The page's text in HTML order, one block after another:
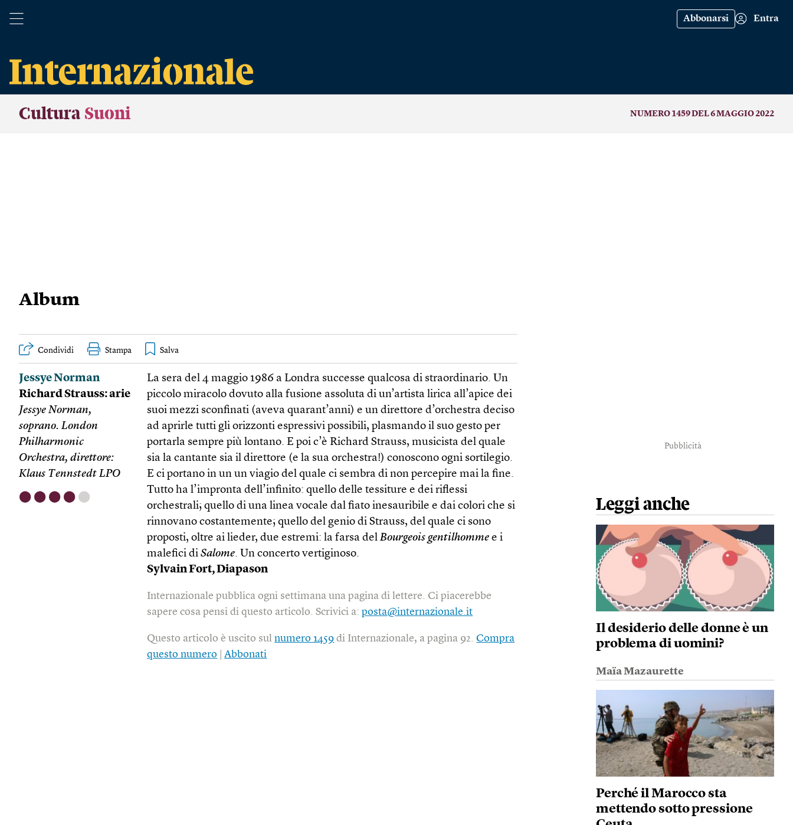
Abbonarsi Entra
Cultura Suoni NUMERO 1459 DEL 6 MAGGIO 2022
Album
Condividi Stampa
Jessye Norman
Richard Strauss: arie
Jessye Norman,
soprano. London
Philharmonic
Orchestra, direttore:
Klaus Tennstedt LPO
⬤ ⬤ ⬤ ⬤ ⬤
La sera del 4 maggio 1986 a Londra successe qualcosa di straordinario. Un
piccolo miracolo dovuto alla fusione assoluta di un’artista lirica all’apice dei
suoi mezzi sconfinati (aveva quarant’anni) e un direttore d’orchestra deciso
ad aprirle tutti gli orizzonti espressivi possibili, plasmando il suo gesto per
portarla sempre più lontano. E poi c’è Richard Strauss, musicista del quale
sia la cantante sia il direttore (e la sua orchestra!) conoscono ogni sortilegio.
E ci portano in un un viagio del quale ci sembra di non percepire mai la fine.
Tutto ha l’impronta dell’infinito: quello delle tessiture e dei riflessi
orchestrali; quello di una linea vocale dal fiato inesauribile e dai colori che si
rinnovano costantemente; quello del genio di Strauss, del quale ci sono
proposti, oltre ai lieder, due estremi: la farsa delBourgeois gentilhomme e i
malefici diSalome. Un concerto vertiginoso.
Sylvain Fort, Diapason
Internazionale pubblica ogni settimana una pagina di lettere. Ci piacerebbe
sapere cosa pensi di questo articolo. Scrivici a:posta@internazionale.it
Questo articolo è uscito sulnumero 1459 di Internazionale, a pagina 92.Compra
questo numero |Abbonati
Pubblicità
Leggi anche
Il desiderio delle donne è un
problema di uomini?
Maïa Mazaurette
Perché il Marocco sta
mettendo sotto pressione